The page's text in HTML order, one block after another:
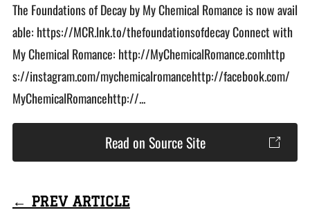
The Foundations of Decay by My Chemical Romance is now avail
able: https://MCR.lnk.to/thefoundationsofdecay Connect with
My Chemical Romance: http://MyChemicalRomance.comhttp
s://instagram.com/mychemicalromancehttp://facebook.com/
MyChemicalRomancehttp://...
Read on Source Site
← PREV ARTICLE